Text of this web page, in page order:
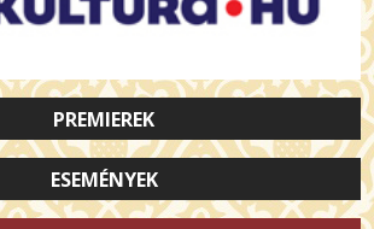
PREMIEREK
ESEMÉNYEK